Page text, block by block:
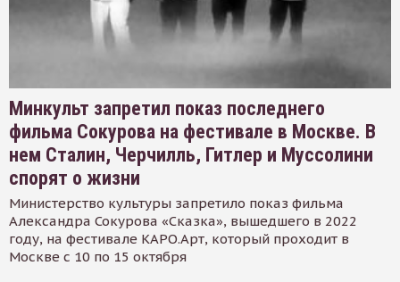
Минкульт запретил показ последнего
фильма Сокурова на фестивале в Москве. В
нем Сталин, Черчилль, Гитлер и Муссолини
спорят о жизни
Министерство культуры запретило показ фильма
Александра Сокурова «Сказка», вышедшего в 2022
году, на фестивале КАРО.Арт, который проходит в
Москве с 10 по 15 октября